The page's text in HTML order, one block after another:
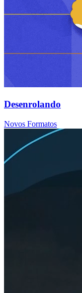
Desenrolando
Novos Formatos